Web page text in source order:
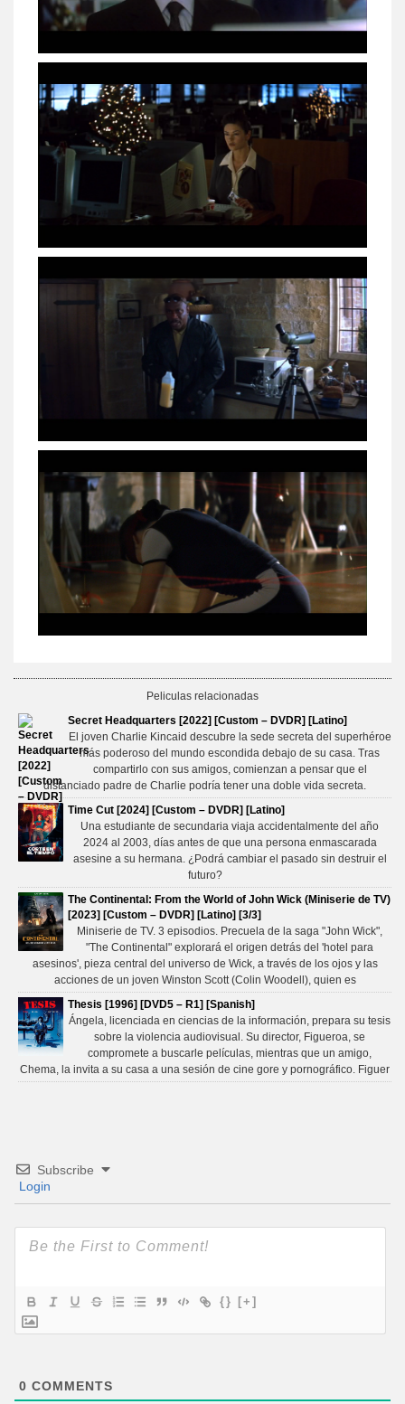
Peliculas relacionadas
Secret Headquarters [2022] [Custom – DVDR] [Latino]
El joven Charlie Kincaid descubre la sede secreta del superhéroe
más poderoso del mundo escondida debajo de su casa. Tras
compartirlo con sus amigos, comienzan a pensar que el
distanciado padre de Charlie podría tener una doble vida secreta.
Time Cut [2024] [Custom – DVDR] [Latino]
Una estudiante de secundaria viaja accidentalmente del año
2024 al 2003, días antes de que una persona enmascarada
asesine a su hermana. ¿Podrá cambiar el pasado sin destruir el
futuro?
The Continental: From the World of John Wick (Miniserie de TV)
[2023] [Custom – DVDR] [Latino] [3/3]
Miniserie de TV. 3 episodios. Precuela de la saga "John Wick",
"The Continental" explorará el origen detrás del 'hotel para
asesinos', pieza central del universo de Wick, a través de los ojos y las
acciones de un joven Winston Scott (Colin Woodell), quien es
Thesis [1996] [DVD5 – R1] [Spanish]
Ángela, licenciada en ciencias de la información, prepara su tesis
sobre la violencia audiovisual. Su director, Figueroa, se
compromete a buscarle películas, mientras que un amigo,
Chema, la invita a su casa a una sesión de cine gore y pornográfico. Figuer
Subscribe
Login
{} [+]
0 COMMENTS